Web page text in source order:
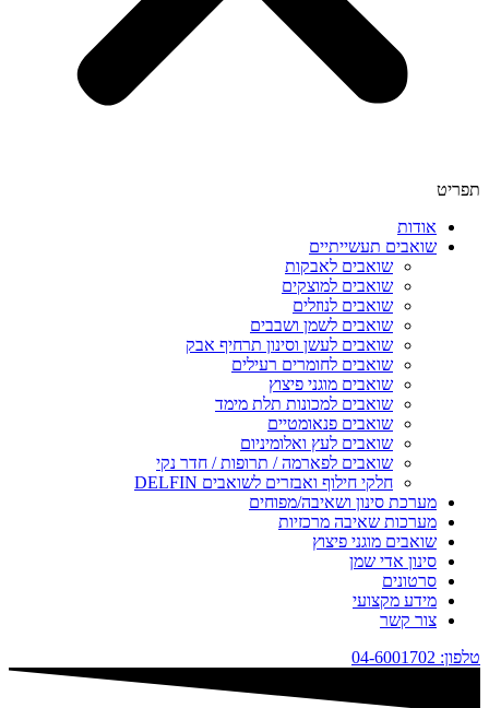
תפריט
אודות
שואבים תעשייתיים
שואבים לאבקות
שואבים למוצקים
שואבים לנוזלים
שואבים לשמן ושבבים
שואבים לעשן וסינון תרחיף אבק
שואבים לחומרים רעילים
שואבים מוגני פיצוץ
שואבים למכונות תלת מימד
שואבים פנאומטיים
שואבים לעץ ואלומיניום
שואבים לפארמה / תרופות / חדר נקי
חלקי חילוף ואבזרים לשואבים DELFIN
מערכת סינון ושאיבה/מפוחים
מערכות שאיבה מרכזיות
שואבים מוגני פיצוץ
סינון אדי שמן
סרטונים
מידע מקצועי
צור קשר
טלפון: 04-6001702